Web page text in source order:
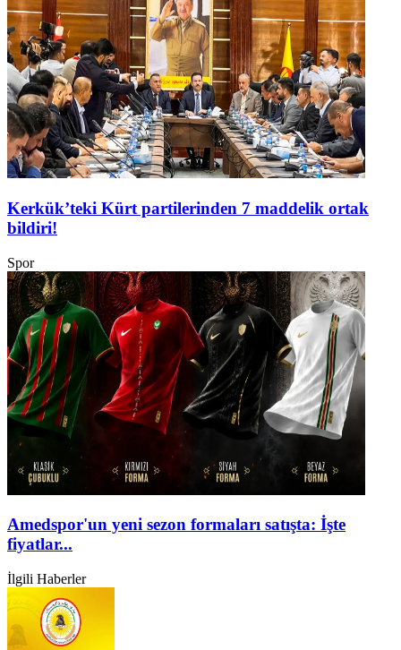
Kerkük’teki Kürt partilerinden 7 maddelik ortak
bildiri!
Spor
Amedspor'un yeni sezon formaları satışta: İşte
fiyatlar...
İlgili Haberler